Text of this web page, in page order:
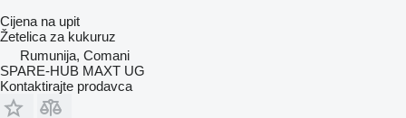
Cijena na upit
Žetelica za kukuruz
Rumunija, Comani
SPARE-HUB MAXT UG
Kontaktirajte prodavca